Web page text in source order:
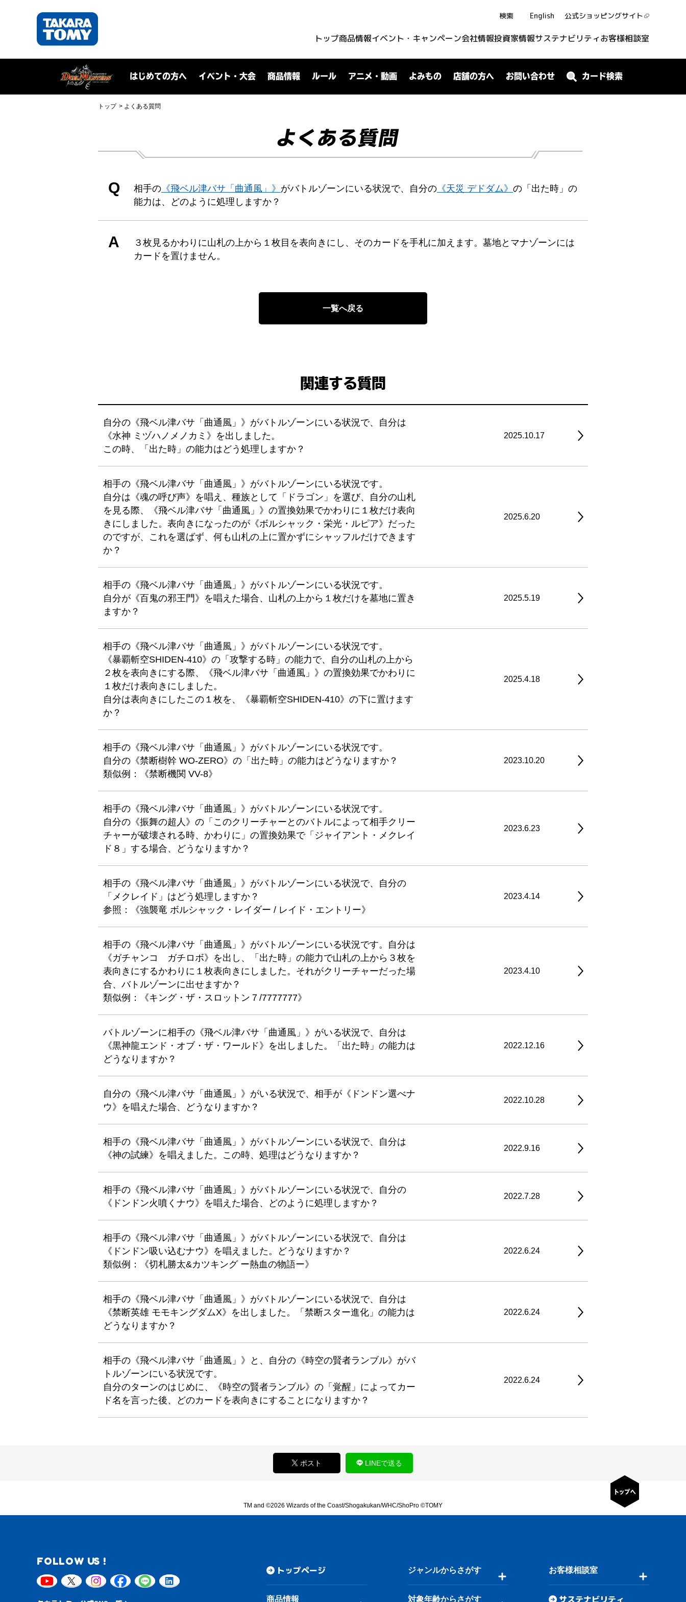
検索 English 公式ショッピングサイト
トップ商品情報イベント・キャンペーン会社情報投資家情報サステナビリティお客様相談室
はじめての方へ イベント・大会 商品情報 ルール アニメ・動画 よみもの 店舗の方へ お問い合わせ カード検索
トップ よくある質問
よくある質問
Q 相手の 《飛ベル津バサ「曲通風」》 がバトルゾーンにいる状況で、自分の 《天災 デドダム》 の「出た時」の
能力は、どのように処理しますか？
A
３枚見るかわりに山札の上から１枚目を表向きにし、そのカードを手札に加えます。墓地とマナゾーンには
カードを置けません。
一覧へ戻る
関連する質問
自分の《飛ベル津バサ「曲通風」》がバトルゾーンにいる状況で、自分は
《水神 ミヅハノメノカミ》を出しました。
この時、「出た時」の能力はどう処理しますか？
2025.10.17
相手の《飛ベル津バサ「曲通風」》がバトルゾーンにいる状況です。
自分は《魂の呼び声》を唱え、種族として「ドラゴン」を選び、自分の山札
を見る際、《飛ベル津バサ「曲通風」》の置換効果でかわりに１枚だけ表向
きにしました。表向きになったのが《ボルシャック・栄光・ルピア》だった
のですが、これを選ばず、何も山札の上に置かずにシャッフルだけできます
か？
2025.6.20
相手の《飛ベル津バサ「曲通風」》がバトルゾーンにいる状況です。
自分が《百鬼の邪王門》を唱えた場合、山札の上から１枚だけを墓地に置き
ますか？
2025.5.19
相手の《飛ベル津バサ「曲通風」》がバトルゾーンにいる状況です。
《暴覇斬空SHIDEN-410》の「攻撃する時」の能力で、自分の山札の上から
２枚を表向きにする際、《飛ベル津バサ「曲通風」》の置換効果でかわりに
１枚だけ表向きにしました。
自分は表向きにしたこの１枚を、《暴覇斬空SHIDEN-410》の下に置けます
か？
2025.4.18
相手の《飛ベル津バサ「曲通風」》がバトルゾーンにいる状況です。
自分の《禁断樹幹 WO-ZERO》の「出た時」の能力はどうなりますか？
類似例：《禁断機関 VV-8》
2023.10.20
相手の《飛ベル津バサ「曲通風」》がバトルゾーンにいる状況です。
自分の《振舞の超人》の「このクリーチャーとのバトルによって相手クリー
チャーが破壊される時、かわりに」の置換効果で「ジャイアント・メクレイ
ド８」する場合、どうなりますか？
2023.6.23
相手の《飛ベル津バサ「曲通風」》がバトルゾーンにいる状況で、自分の
「メクレイド」はどう処理しますか？
参照：《強襲竜 ボルシャック・レイダー / レイド・エントリー》
2023.4.14
相手の《飛ベル津バサ「曲通風」》がバトルゾーンにいる状況です。自分は
《ガチャンコ ガチロボ》を出し、「出た時」の能力で山札の上から３枚を
表向きにするかわりに１枚表向きにしました。それがクリーチャーだった場
合、バトルゾーンに出せますか？
類似例：《キング・ザ・スロットン７/7777777》
2023.4.10
バトルゾーンに相手の《飛ベル津バサ「曲通風」》がいる状況で、自分は
《黒神龍エンド・オブ・ザ・ワールド》を出しました。「出た時」の能力は
どうなりますか？
2022.12.16
自分の《飛ベル津バサ「曲通風」》がいる状況で、相手が《ドンドン選べナ
ウ》を唱えた場合、どうなりますか？
2022.10.28
相手の《飛ベル津バサ「曲通風」》がバトルゾーンにいる状況で、自分は
《神の試練》を唱えました。この時、処理はどうなりますか？
2022.9.16
相手の《飛ベル津バサ「曲通風」》がバトルゾーンにいる状況で、自分の
《ドンドン火噴くナウ》を唱えた場合、どのように処理しますか？
2022.7.28
相手の《飛ベル津バサ「曲通風」》がバトルゾーンにいる状況で、自分は
《ドンドン吸い込むナウ》を唱えました。どうなりますか？
類似例：《切札勝太&カツキング ー熱血の物語ー》
2022.6.24
相手の《飛ベル津バサ「曲通風」》がバトルゾーンにいる状況で、自分は
《禁断英雄 モモキングダムX》を出しました。「禁断スター進化」の能力は
どうなりますか？
2022.6.24
相手の《飛ベル津バサ「曲通風」》と、自分の《時空の賢者ランブル》がバ
トルゾーンにいる状況です。
自分のターンのはじめに、《時空の賢者ランブル》の「覚醒」によってカー
ド名を言った後、どのカードを表向きにすることになりますか？
2022.6.24
ポスト LINEで送る
TM and ©2026 Wizards of the Coast/Shogakukan/WHC/ShoPro ©TOMY
FOLLOW US !
トップページ
商品情報
ジャンルからさがす
対象年齢からさがす
お客様相談室
サステナビリティ